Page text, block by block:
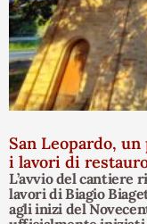
San Leopardo,
i lavori di
L’avvio del cantiere
lavori di Biagio
agli inizi del